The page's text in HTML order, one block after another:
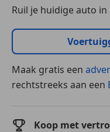
Ruil je huidige auto
Maak gratis een
rechtstreeks aan een
Koop met